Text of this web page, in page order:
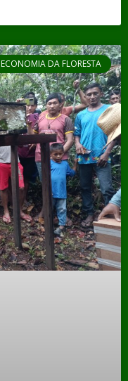
ECONOMIA DA FLORESTA